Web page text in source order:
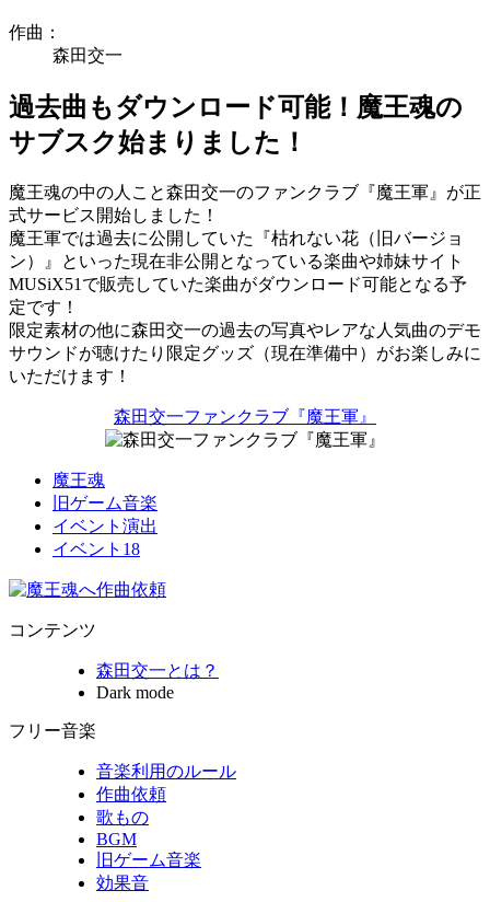
作曲：
森田交一
過去曲もダウンロード可能！魔王魂の
サブスク始まりました！
魔王魂の中の人こと森田交一のファンクラブ『魔王軍』が正
式サービス開始しました！
魔王軍では過去に公開していた『枯れない花（旧バージョ
ン）』といった現在非公開となっている楽曲や姉妹サイト
MUSiX51で販売していた楽曲がダウンロード可能となる予
定です！
限定素材の他に森田交一の過去の写真やレアな人気曲のデモ
サウンドが聴けたり限定グッズ（現在準備中）がお楽しみに
いただけます！
森田交一ファンクラブ『魔王軍』
魔王魂
旧ゲーム音楽
イベント演出
イベント18
コンテンツ
森田交一とは？
Dark mode
フリー音楽
音楽利用のルール
作曲依頼
歌もの
BGM
旧ゲーム音楽
効果音